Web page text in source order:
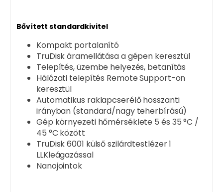
Bővített standardkivitel
Kompakt portalanító
TruDisk áramellátása a gépen keresztül
Telepítés, üzembe helyezés, betanítás
Hálózati telepítés Remote Support-on
keresztül
Automatikus raklapcserélő hosszanti
irányban (standard/nagy teherbírású)
Gép környezeti hőmérséklete 5 és 35 °C /
45 °C között
TruDisk 6001 külső szilárdtestlézer 1
LLKleágazással
Nanojointok